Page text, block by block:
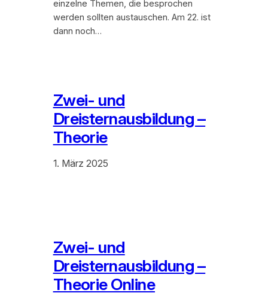
einzelne Themen, die besprochen
werden sollten austauschen. Am 22. ist
dann noch…
Zwei- und
Dreisternausbildung –
Theorie
1. März 2025
Zwei- und
Dreisternausbildung –
Theorie Online